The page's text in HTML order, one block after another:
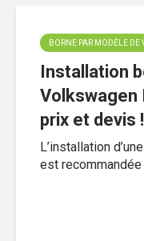
BORNE PAR MODÈLE DE
Installation
Volkswagen
prix et devis !
L’installation
est